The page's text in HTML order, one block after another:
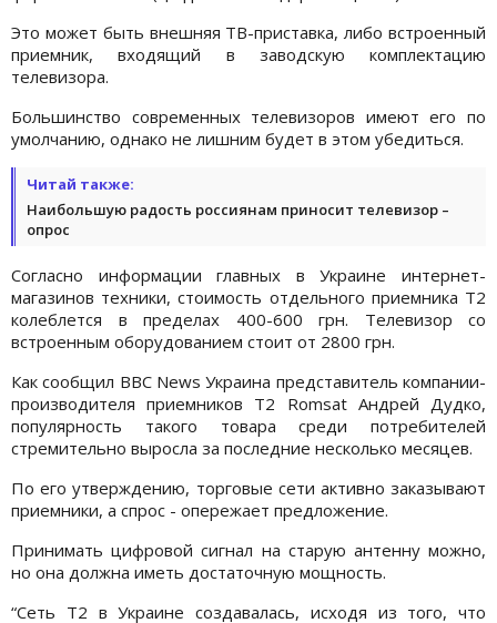
Это может быть внешняя ТВ-приставка, либо встроенный
приемник, входящий в заводскую комплектацию
телевизора.
Большинство современных телевизоров имеют его по
умолчанию, однако не лишним будет в этом убедиться.
Читай также:
Наибольшую радость россиянам приносит телевизор –
опрос
Согласно информации главных в Украине интернет-
магазинов техники, стоимость отдельного приемника Т2
колеблется в пределах 400-600 грн. Телевизор со
встроенным оборудованием стоит от 2800 грн.
Как сообщил BBC News Украина представитель компании-
производителя приемников Т2 Romsat Андрей Дудко,
популярность такого товара среди потребителей
стремительно выросла за последние несколько месяцев.
По его утверждению, торговые сети активно заказывают
приемники, а спрос - опережает предложение.
Принимать цифровой сигнал на старую антенну можно,
но она должна иметь достаточную мощность.
“Сеть Т2 в Украине создавалась, исходя из того, что